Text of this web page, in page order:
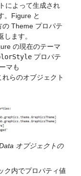
によって生成され
。Figure と
の Theme プロパテ
ます。
の現在のテーマ
プロパテ
マも
らのオブジェクト
オブジェクトの
ク内でプロパティ値